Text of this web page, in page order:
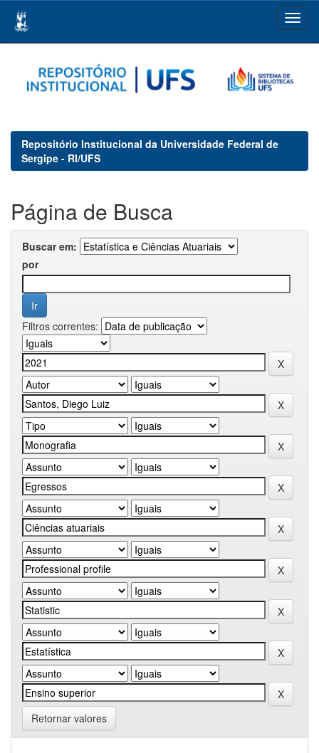
navigation
Repositório Institucional da Universidade Federal de
Sergipe - RI/UFS
Página de Busca
Buscar em:
por
Filtros correntes:
Retornar valores